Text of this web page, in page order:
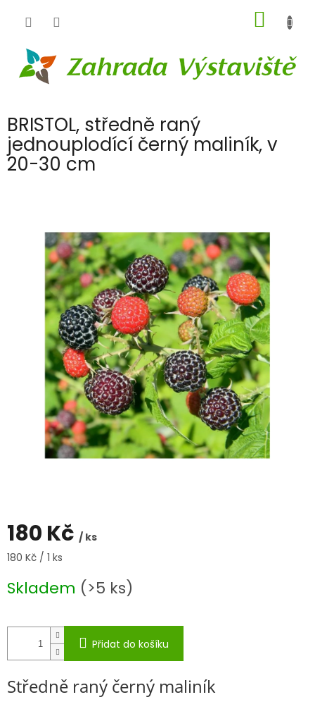
KOŠÍK
BRISTOL, středně raný
jednouplodící černý maliník, v
20-30 cm
180 Kč / ks
Měrná
180 Kč / 1 ks
Skladem (>5 ks)
Přidat do košíku
Středně raný černý maliník